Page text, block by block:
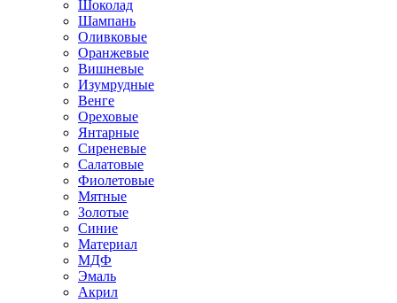
Шоколад
Шампань
Оливковые
Оранжевые
Вишневые
Изумрудные
Венге
Ореховые
Янтарные
Сиреневые
Салатовые
Фиолетовые
Мятные
Золотые
Синие
Материал
МДФ
Эмаль
Акрил